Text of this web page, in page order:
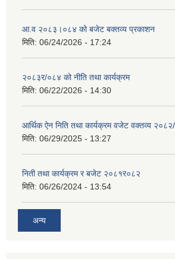
आ.व २०८३।०८४ को बजेट बक्तव्य प्रकाशन
मिति: 06/24/2026 - 17:24
२०८३र/०८४ को नीति तथा कार्यक्रम
मिति: 06/22/2026 - 14:30
आर्थिक ऐन निति तथा कार्यक्रम वजेट वक्तव्य
मिति: 06/29/2025 - 13:27
निती तथा कार्यक्रम र बजेट २०८१र०८२
मिति: 06/26/2024 - 13:54
अन्य